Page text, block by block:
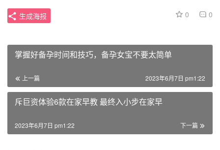
0 0
生成海报
掌握好备孕时间和技巧，备孕女宝不要太简单
上一篇 2023年6月7日 pm1:22
斥巨资体验6款在家早教 最终入小步在家早
下一篇
2023年6月7日 pm1:22